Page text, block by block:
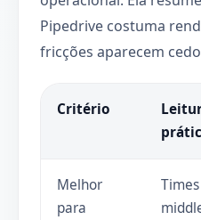
Pipedrive costuma
fricções aparecem
Critério
Melhor
para